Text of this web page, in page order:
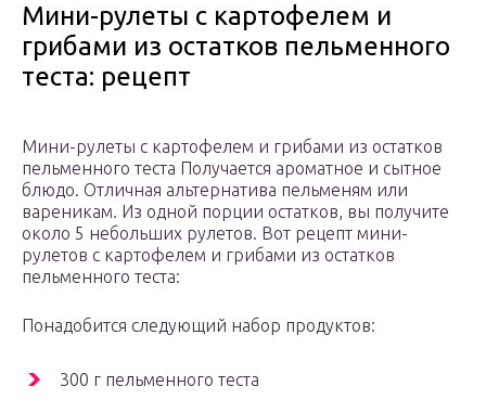
Мини-рулеты с картофелем и
грибами из остатков пельменного
теста: рецепт
Мини-рулеты с картофелем и грибами из остатков
пельменного теста Получается ароматное и сытное
блюдо. Отличная альтернатива пельменям или
вареникам. Из одной порции остатков, вы получите
около 5 небольших рулетов. Вот рецепт мини-
рулетов с картофелем и грибами из остатков
пельменного теста:
Понадобится следующий набор продуктов:
300 г пельменного теста